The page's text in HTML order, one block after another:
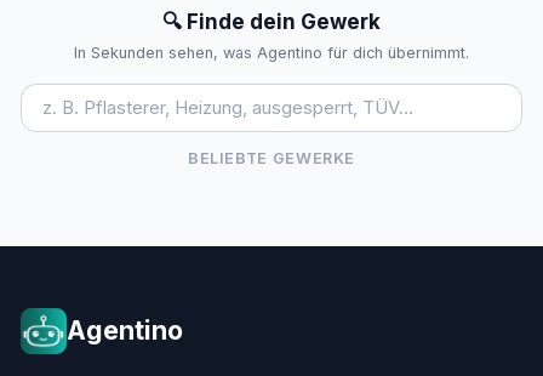
🔍 Finde dein Gewerk
In Sekunden sehen, was Agentino für dich übernimmt.
BELIEBTE GEWERKE
Agentino